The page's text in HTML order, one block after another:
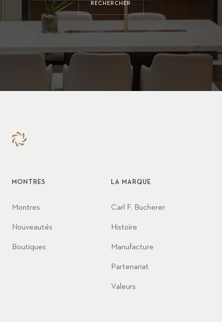
RECHERCHER
MONTRES
Montres
Nouveautés
Boutiques
LA MARQUE
Carl F. Bucherer
Histoire
Manufacture
Partenariat
Valeurs